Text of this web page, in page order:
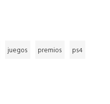
juegos premios ps4